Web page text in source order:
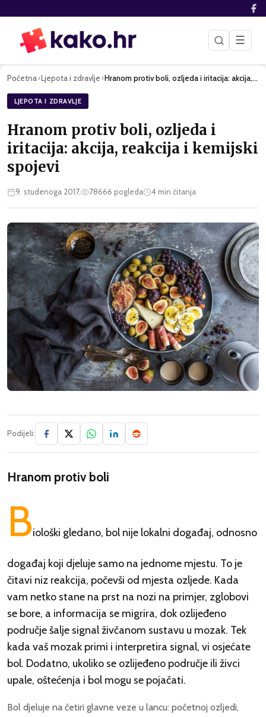
☰
Početna›Ljepota i zdravlje › Hranom protiv boli, ozljeda i iritacija: akcija, reakcija i …
LJEPOTA I ZDRAVLJE
Hranom protiv boli, ozljeda i
iritacija: akcija, reakcija i kemijski
spojevi
9. studenoga 2017. 78666 pogleda 4min čitanja
Podijeli:
Hranom protiv boli
Biološki gledano, bol nije lokalni događaj, odnosno
događaj koji djeluje samo na jednome mjestu. To je
čitavi niz reakcija, počevši od mjesta ozljede. Kada
vam netko stane na prst na nozi na primjer, zglobovi
se bore, a informacija se migrira, dok ozlijeđeno
područje šalje signal živčanom sustavu u mozak. Tek
kada vaš mozak primi i interpretira signal, vi osjećate
bol. Dodatno, ukoliko se ozlijeđeno područje ili živci
upale, oštećenja i bol mogu se pojačati.
Bol djeluje na četiri glavne veze u lancu: početnoj ozljedi,